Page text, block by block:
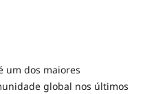
um dos maiores
global nos últimos